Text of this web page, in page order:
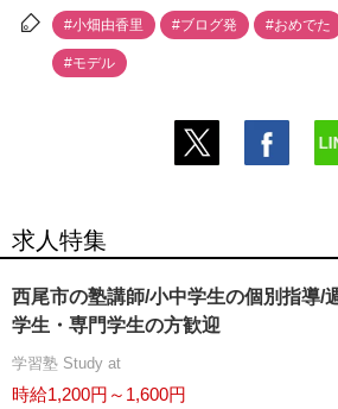
#小畑由香里 #ブログ発 #おめでた
#モデル
求人特集
西尾市の塾講師/小中学生の個別指導/
学生・専門学生の方歓迎
学習塾 Study at
時給1,200円～1,600円